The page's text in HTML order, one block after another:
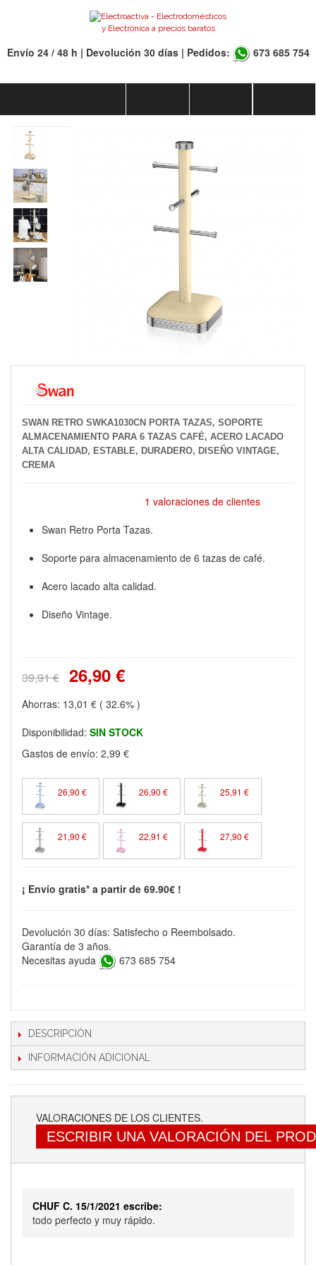
Envío 24 / 48 h | Devolución 30 días | Pedidos: 673 685 754
SWAN RETRO SWKA1030CN PORTA TAZAS, SOPORTE
ALMACENAMIENTO PARA 6 TAZAS CAFÉ, ACERO LACADO
ALTA CALIDAD, ESTABLE, DURADERO, DISEÑO VINTAGE,
CREMA
1 valoraciones de clientes
Swan Retro Porta Tazas.
Soporte para almacenamiento de 6 tazas de café.
Acero lacado alta calidad.
Diseño Vintage.
39,91 € 26,90 €
Ahorras: 13,01 € ( 32.6% )
Disponibilidad: SIN STOCK
Gastos de envío: 2,99 €
26,90 € 26,90 € 25,91 €
21,90 € 22,91 € 27,90 €
¡ Envío gratis* a partir de 69.90€ !
Devolución 30 días: Satisfecho o Reembolsado.
Garantía de 3 años.
Necesitas ayuda
673 685 754
DESCRIPCIÓN
INFORMACIÓN ADICIONAL
VALORACIONES DE LOS CLIENTES.
ESCRIBIR UNA VALORACIÓN DEL
CHUF C. 15/1/2021 escribe:
todo perfecto y muy rápido.